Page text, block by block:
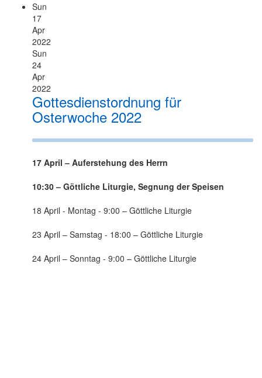
Фото
Контакти
Impressum
Sun
17
Apr
2022
Sun
24
Apr
2022
Gottesdienstordnung für
Osterwoche 2022
17 April – Auferstehung des Herrn
10:30 – Göttliche Liturgie, Segnung der Speisen
18 April - Montag - 9:00 – Göttliche Liturgie
23 April – Samstag - 18:00 – Göttliche Liturgie
24 April – Sonntag - 9:00 – Göttliche Liturgie